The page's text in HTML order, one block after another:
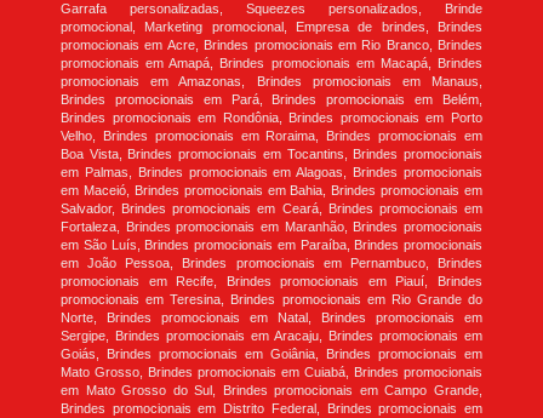
Garrafa personalizadas, Squeezes personalizados, Brinde
promocional, Marketing promocional, Empresa de brindes, Brindes
promocionais em Acre, Brindes promocionais em Rio Branco, Brindes
promocionais em Amapá, Brindes promocionais em Macapá, Brindes
promocionais em Amazonas, Brindes promocionais em Manaus,
Brindes promocionais em Pará, Brindes promocionais em Belém,
Brindes promocionais em Rondônia, Brindes promocionais em Porto
Velho, Brindes promocionais em Roraima, Brindes promocionais em
Boa Vista, Brindes promocionais em Tocantins, Brindes promocionais
em Palmas, Brindes promocionais em Alagoas, Brindes promocionais
em Maceió, Brindes promocionais em Bahia, Brindes promocionais em
Salvador, Brindes promocionais em Ceará, Brindes promocionais em
Fortaleza, Brindes promocionais em Maranhão, Brindes promocionais
em São Luís, Brindes promocionais em Paraíba, Brindes promocionais
em João Pessoa, Brindes promocionais em Pernambuco, Brindes
promocionais em Recife, Brindes promocionais em Piauí, Brindes
promocionais em Teresina, Brindes promocionais em Rio Grande do
Norte, Brindes promocionais em Natal, Brindes promocionais em
Sergipe, Brindes promocionais em Aracaju, Brindes promocionais em
Goiás, Brindes promocionais em Goiânia, Brindes promocionais em
Mato Grosso, Brindes promocionais em Cuiabá, Brindes promocionais
em Mato Grosso do Sul, Brindes promocionais em Campo Grande,
Brindes promocionais em Distrito Federal, Brindes promocionais em